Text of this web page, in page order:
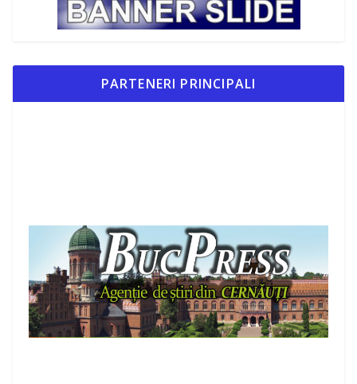
PARTENERI PRINCIPALI